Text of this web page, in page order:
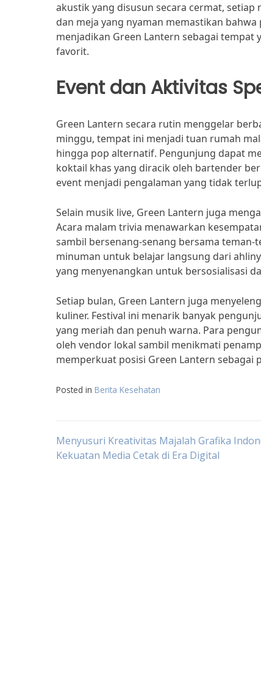
akustik yang disusun secara cermat,
dan meja yang nyaman memastikan
menjadikan Green Lantern sebagai
favorit.
Event dan Aktivitas
Green Lantern secara rutin menggelar
minggu, tempat ini menjadi tuan rumah
hingga pop alternatif. Pengunjung dapat
koktail khas yang diracik oleh bartender
event menjadi pengalaman yang tidak
Selain musik live, Green Lantern juga
Acara malam trivia menawarkan
sambil bersenang-senang bersama
minuman untuk belajar langsung dari
yang menyenangkan untuk bersosialisasi
Setiap bulan, Green Lantern juga
kuliner. Festival ini menarik banyak
yang meriah dan penuh warna. Para
oleh vendor lokal sambil menikmati
memperkuat posisi Green Lantern sebagai
Posted in Berita Kesehatan
Post
Menyusuri Kreativitas Majalah Grafika
Kekuatan Media Cetak di Era Digital